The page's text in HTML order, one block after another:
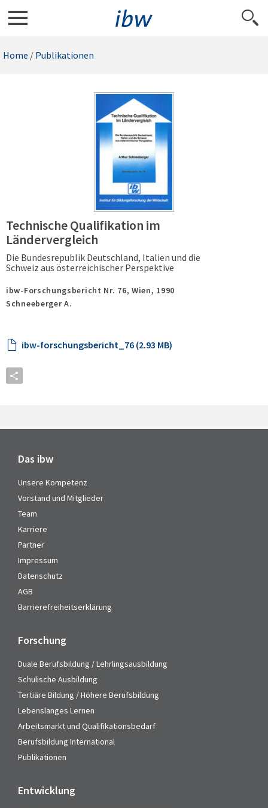
Home / Publikationen
Technische Qualifikation im
Ländervergleich
Die Bundesrepublik Deutschland, Italien und die
Schweiz aus österreichischer Perspektive
ibw-Forschungsbericht Nr. 76, Wien, 1990
Schneeberger A.
ibw-forschungsbericht_76 (2.93 MB)
Das ibw
Unsere Kompetenz
Vorstand und Mitglieder
Team
Karriere
Partner
Impressum
Datenschutz
AGB
Barrierefreiheitserklärung
Forschung
Duale Berufsbildung / Lehrlingsausbildung
Schulische Ausbildung
Tertiäre Bildung / Höhere Berufsbildung
Lebenslanges Lernen
Arbeitsmarkt und Qualifikationsbedarf
Berufsbildung International
Publikationen
Entwicklung